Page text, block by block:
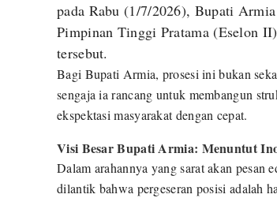
pada Rabu (1/7/2026), Bupati
Pimpinan Tinggi Pratama (Eselon
tersebut.
​Bagi Bupati Armia, prosesi ini bukan
sengaja ia rancang untuk membangun
ekspektasi masyarakat dengan cepat.
​Visi Besar Bupati Armia: Menuntut
​Dalam arahannya yang sarat akan
dilantik bahwa pergeseran posisi adalah